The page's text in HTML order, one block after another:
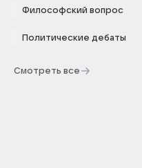
Философский вопрос
Политические дебаты
Смотреть все